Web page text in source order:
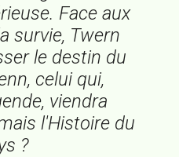
Face aux
survie, Twern
le destin du
celui qui,
viendra
l'Histoire du
?